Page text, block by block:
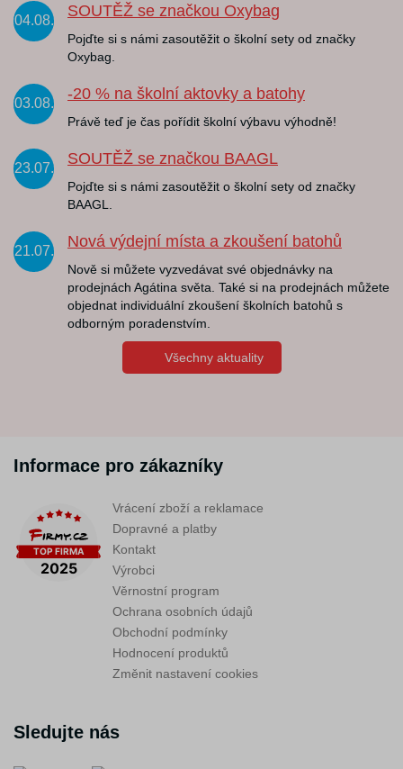
04.08.
SOUTĚŽ se značkou Oxybag
Pojďte si s námi zasoutěžit o školní sety od značky
Oxybag.
03.08.
-20 % na školní aktovky a batohy
Právě teď je čas pořídit školní výbavu výhodně!
23.07.
SOUTĚŽ se značkou BAAGL
Pojďte si s námi zasoutěžit o školní sety od značky
BAAGL.
21.07.
Nová výdejní místa a zkoušení batohů
Nově si můžete vyzvedávat své objednávky na
prodejnách Agátina světa. Také si na prodejnách můžete
objednat individuální zkoušení školních batohů s
odborným poradenstvím.
Všechny aktuality
Informace pro zákazníky
Vrácení zboží a reklamace
Dopravné a platby
Kontakt
Výrobci
Věrnostní program
Ochrana osobních údajů
Obchodní podmínky
Hodnocení produktů
Změnit nastavení cookies
Sledujte nás